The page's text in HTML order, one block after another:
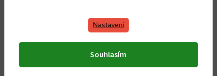
Nastavení
Souhlasím
Doplňkové parametry